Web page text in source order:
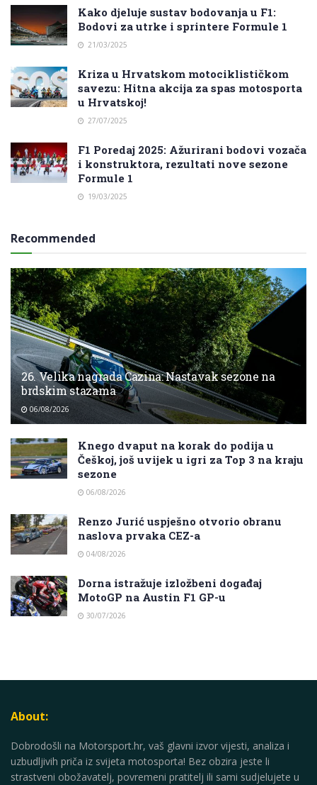
Kako djeluje sustav bodovanja u F1:
Bodovi za utrke i sprintere Formule 1
21/03/2025
Kriza u Hrvatskom motociklističkom
savezu: Hitna akcija za spas motosporta
u Hrvatskoj!
27/07/2025
F1 Poredaj 2025: Ažurirani bodovi vozača
i konstruktora, rezultati nove sezone
Formule 1
19/03/2025
Recommended
26. Velika nagrada Cazina: Nastavak sezone na
brdskim stazama
06/08/2026
Knego dvaput na korak do podija u
Češkoj, još uvijek u igri za Top 3 na kraju
sezone
06/08/2026
Renzo Jurić uspješno otvorio obranu
naslova prvaka CEZ-a
04/08/2026
Dorna istražuje izložbeni događaj
MotoGP na Austin F1 GP-u
30/07/2026
About:
Dobrodošli na Motorsport.hr, vaš glavni izvor vijesti, analiza i
uzbudljivih priča iz svijeta motosporta! Bez obzira jeste li
strastveni obožavatelj, povremeni pratitelj ili sami sudjelujete u